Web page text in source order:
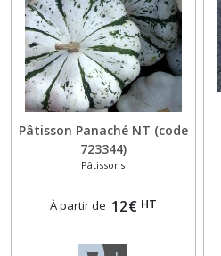
Pâtisson Panaché NT (code
723344)
Pâtissons
À partir de 12€ HT
Blanches
(3)
Aubergines
Noir-
Violet
(9)
Originales
(2)